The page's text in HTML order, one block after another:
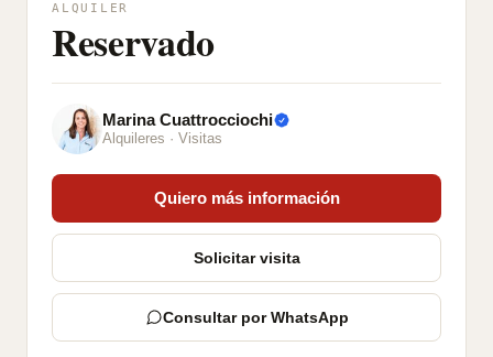
ALQUILER
Reservado
Marina Cuattrocciochi
Alquileres · Visitas
Quiero más información
Solicitar visita
Consultar por WhatsApp